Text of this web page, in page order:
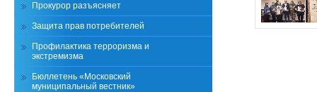
Прокурор разъясняет
Защита прав потребителей
Профилактика терроризма и
экстремизма
Бюллетень «Московский
муниципальный вестник»